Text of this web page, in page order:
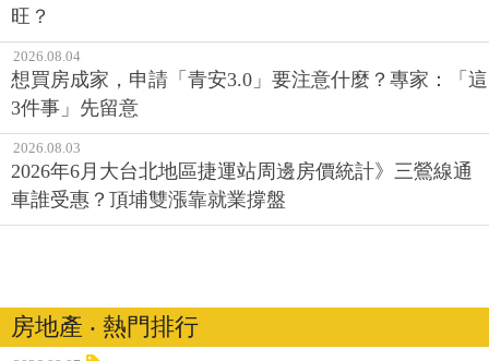
旺？
2026.08.04
想買房成家，申請「青安3.0」要注意什麼？專家：「這
3件事」先留意
2026.08.03
2026年6月大台北地區捷運站周邊房價統計》三鶯線通
車誰受惠？頂埔雙漲靠就業撐盤
房地產 ‧ 熱門排行